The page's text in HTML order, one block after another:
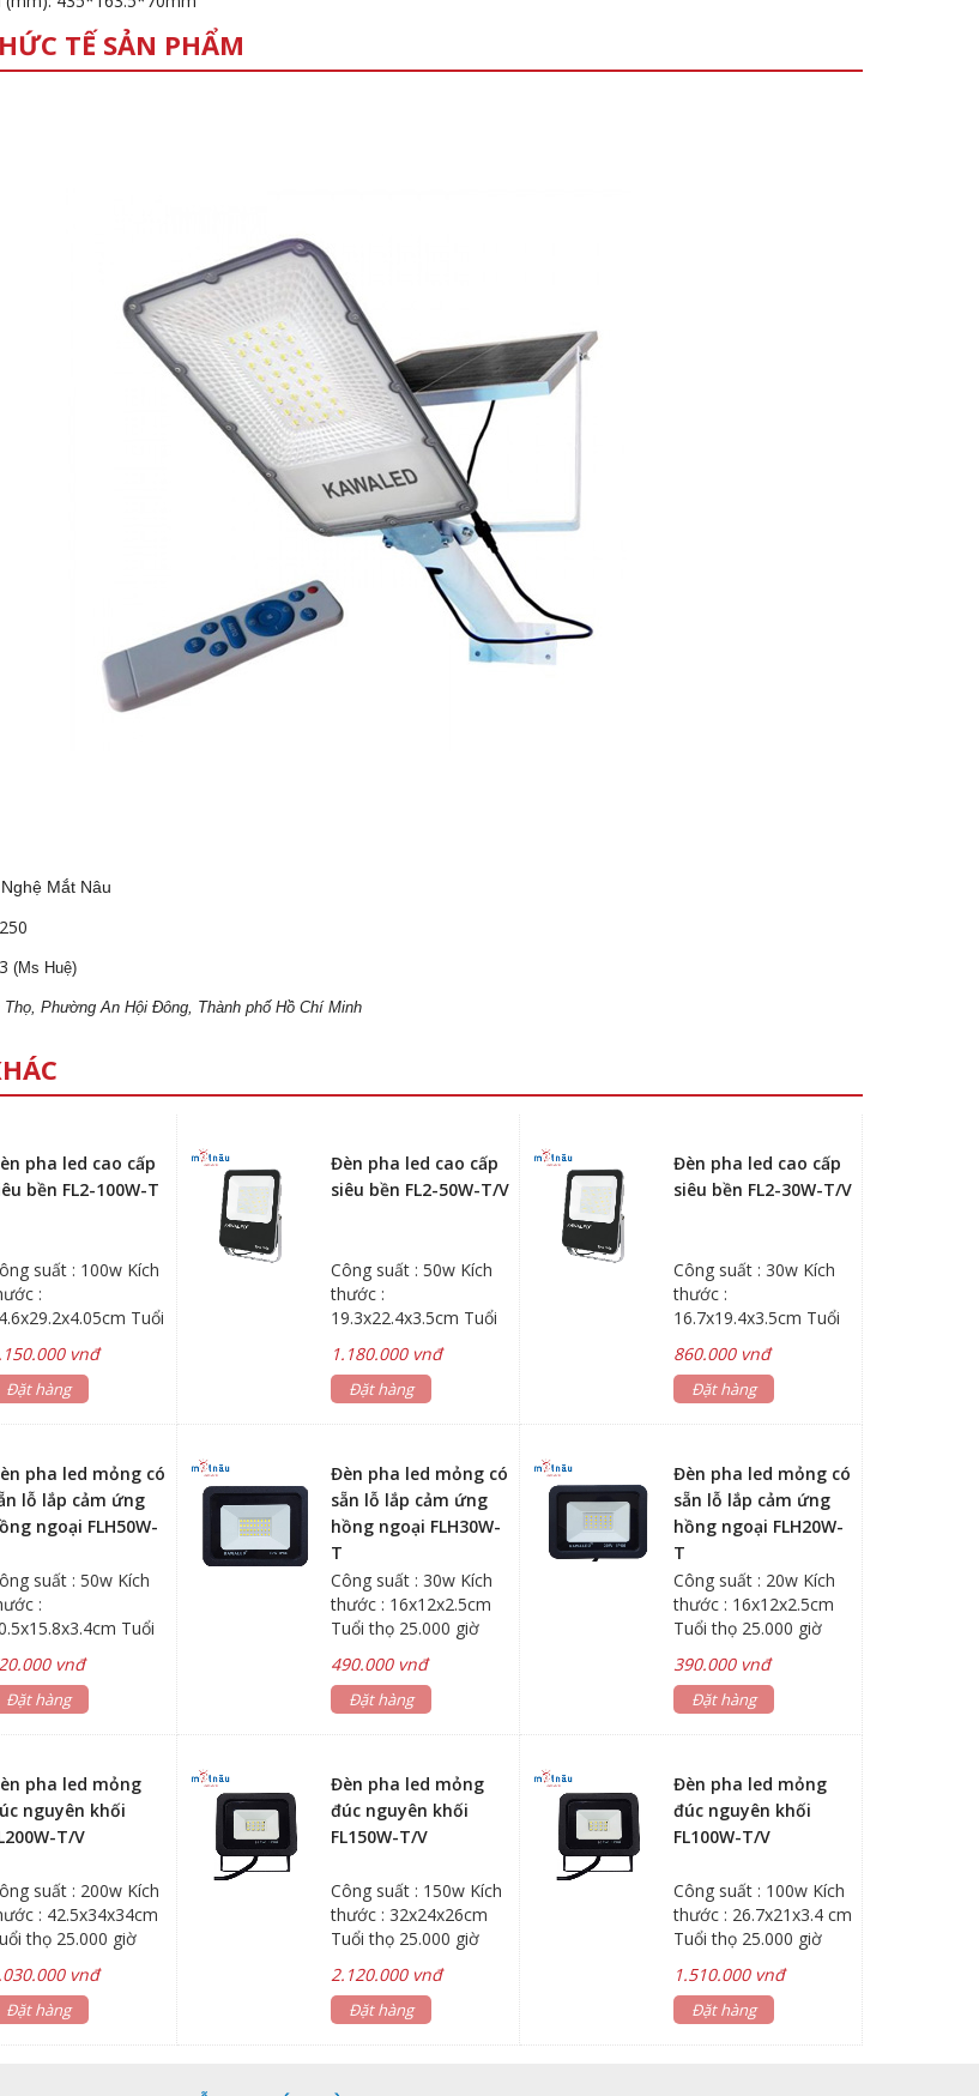
TẾ SẢN PHẨM
Mắt Nâu
(Ms Huệ)
Phường An Hội Đông, Thành phố Hồ Chí Minh
pha led cao cấp
bền FL2-100W-T
suất : 100w Kích
:
Tuổi
vnđ
Đặt hàng
Đèn pha led cao cấp
siêu bền FL2-50W-T/V
Công suất : 50w Kích
thước :
19.3x22.4x3.5cm Tuổi
1.180.000 vnđ
Đặt hàng
Đèn pha led cao cấp
siêu bền FL2-30W-T/V
Công suất : 30w Kích
thước :
16.7x19.4x3.5cm Tuổi
860.000 vnđ
Đặt hàng
pha led mỏng có
lỗ lắp cảm ứng
ngoại FLH50W-
suất : 50w Kích
:
Tuổi
vnđ
Đặt hàng
Đèn pha led mỏng có
sẵn lỗ lắp cảm ứng
hồng ngoại FLH30W-
T
Công suất : 30w Kích
thước : 16x12x2.5cm
Tuổi thọ 25.000 giờ
490.000 vnđ
Đặt hàng
Đèn pha led mỏng có
sẵn lỗ lắp cảm ứng
hồng ngoại FLH20W-
T
Công suất : 20w Kích
thước : 16x12x2.5cm
Tuổi thọ 25.000 giờ
390.000 vnđ
Đặt hàng
pha led mỏng
nguyên khối
T/V
suất : 200w Kích
: 42.5x34x34cm
thọ 25.000 giờ
vnđ
Đặt hàng
Đèn pha led mỏng
đúc nguyên khối
FL150W-T/V
Công suất : 150w Kích
thước : 32x24x26cm
Tuổi thọ 25.000 giờ
2.120.000 vnđ
Đặt hàng
Đèn pha led mỏng
đúc nguyên khối
FL100W-T/V
Công suất : 100w Kích
thước : 26.7x21x3.4 cm
Tuổi thọ 25.000 giờ
1.510.000 vnđ
Đặt hàng